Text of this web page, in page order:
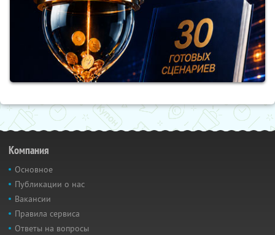
Компания
Основное
Публикации о нас
Вакансии
Правила сервиса
Ответы на вопросы